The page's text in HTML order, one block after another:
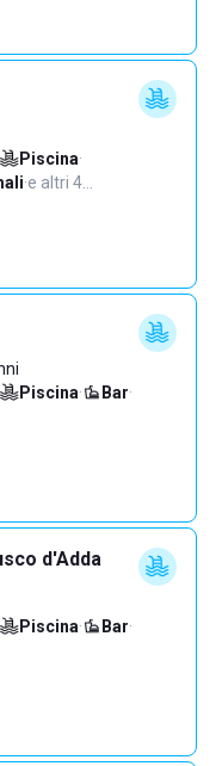
Piscina·
·e altri 4…
Piscina· Bar·
d'Adda
Piscina· Bar·